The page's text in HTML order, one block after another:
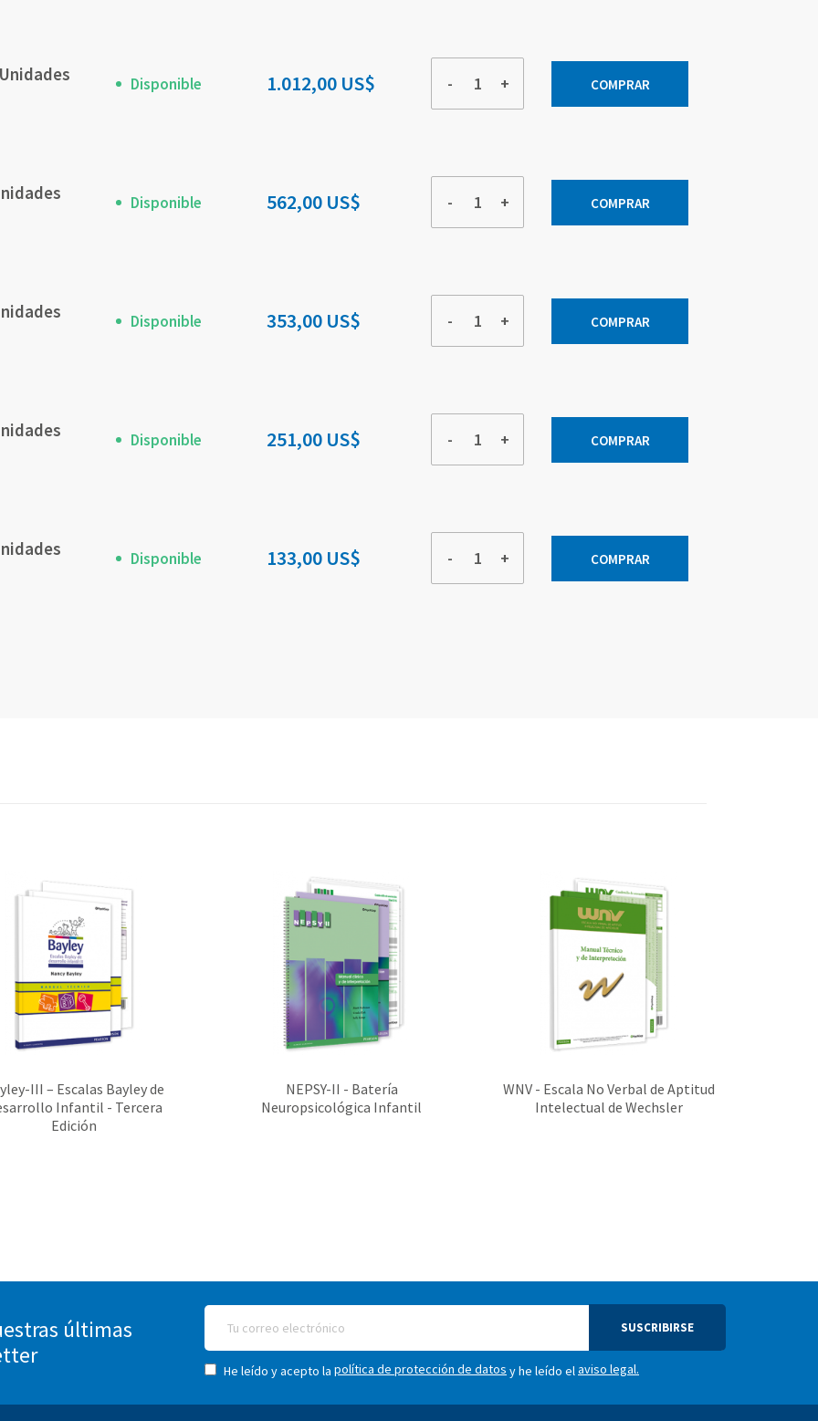
Disponible 1.012,00 US$ - + COMPRAR
Disponible 562,00 US$ - + COMPRAR
Disponible 353,00 US$ - + COMPRAR
Disponible 251,00 US$ - + COMPRAR
Disponible 133,00 US$ - + COMPRAR
III – Escalas Bayley de
Infantil - Tercera
Edición
NEPSY-II - Batería
Neuropsicológica Infantil
WNV - Escala No Verbal de Aptitud
Intelectual de Wechsler
últimas
SUSCRIBIRSE
He leído y acepto la política de protección de datos y he leído elaviso legal.